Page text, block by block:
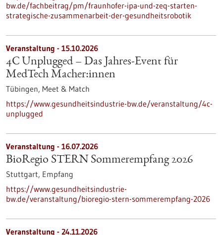
bw.de/fachbeitrag/pm/fraunhofer-ipa-und-zeq-starten-
strategische-zusammenarbeit-der-gesundheitsrobotik
Veranstaltung - 15.10.2026
4C Unplugged – Das Jahres‑Event für
MedTech Macher:innen
Tübingen, Meet & Match
https://www.gesundheitsindustrie-bw.de/veranstaltung/4c-
unplugged
Veranstaltung - 16.07.2026
BioRegio STERN Sommerempfang 2026
Stuttgart, Empfang
https://www.gesundheitsindustrie-
bw.de/veranstaltung/bioregio-stern-sommerempfang-2026
Veranstaltung - 24.11.2026